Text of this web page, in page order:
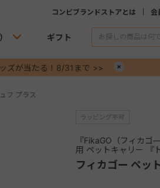
コンビブランドストアとは 会
ギフト
ズが当たる！8/31まで >>
フ プラス
『FikaGO（フィカ
用 ペットキャリー 『
フィカゴー ペッ